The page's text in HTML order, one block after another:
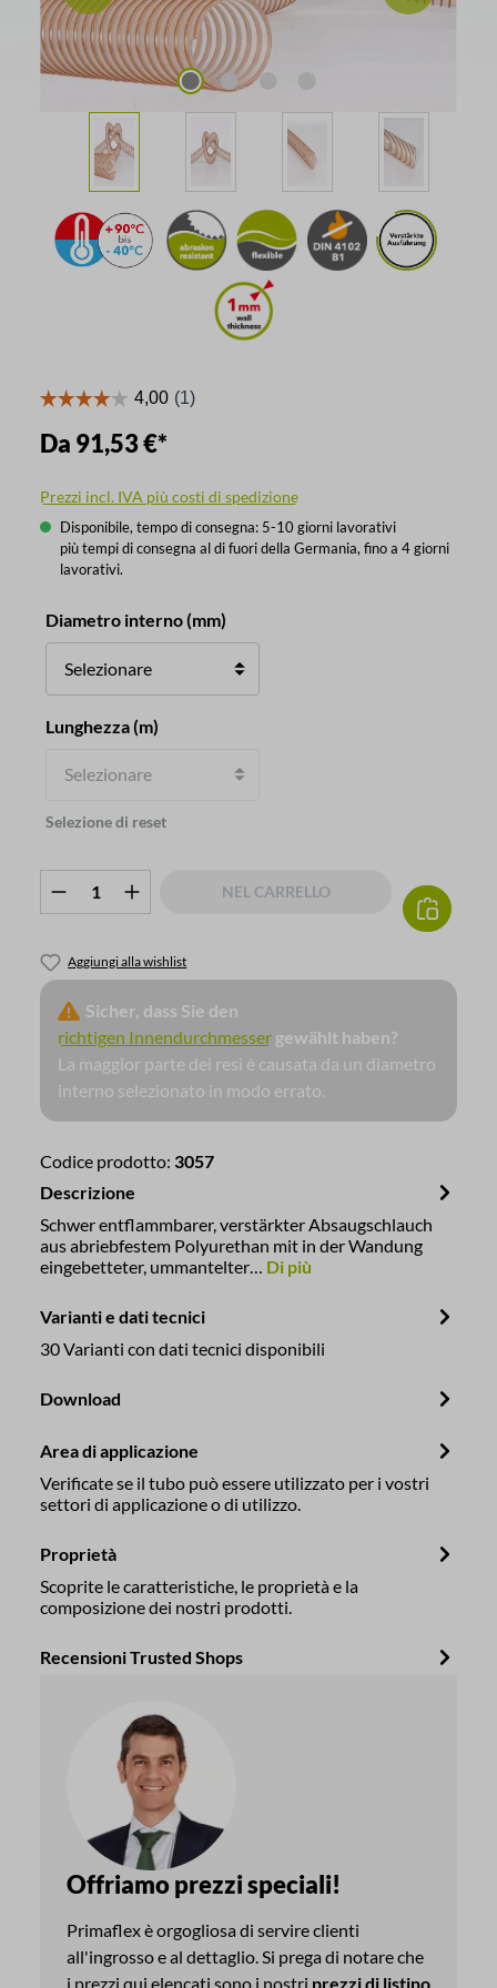
Da 91,53 €*
Prezzi incl. IVA più costi di spedizione
Disponibile, tempo di consegna: 5-10 giorni lavorativi
più tempi di consegna al di fuori della Germania, fino a 4 giorni
lavorativi.
Seleziona
Diametro interno (mm)
Seleziona
Lunghezza (m)
Selezione di reset
Quantità del prodotto: inserisci la
NEL CARRELLO
Aggiungi alla wishlist
Sicher, dass Sie den
richtigen Innendurchmesser gewählt haben?
La maggior parte dei resi è causata da un diametro
interno selezionato in modo errato.
Codice prodotto: 3057
Descrizione
Schwer entflammbarer, verstärkter Absaugschlauch
aus abriebfestem Polyurethan mit in der Wandung
eingebetteter, ummantelter… Di più
Varianti e dati tecnici
30 Varianti con dati tecnici disponibili
Download
Area di applicazione
Verificate se il tubo può essere utilizzato per i vostri
settori di applicazione o di utilizzo.
Proprietà
Scoprite le caratteristiche, le proprietà e la
composizione dei nostri prodotti.
Recensioni Trusted Shops
Offriamo prezzi speciali!
Primaflex è orgogliosa di servire clienti
all'ingrosso e al dettaglio. Si prega di notare che
i prezzi qui elencati sono i nostri prezzi di listino